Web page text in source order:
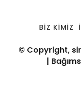
BIZ KIMIZ
© Copyright,
|